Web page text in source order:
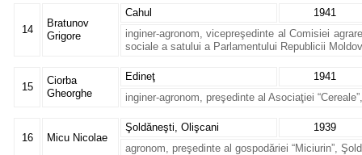
14
Bratunov
Grigore
Cahul
1941
inginer-agronom, vicepreşedinte al Comisiei
sociale a satului a Parlamentului Republicii
15
Ciorba
Gheorghe
Edineţ
1941
inginer-agronom, preşedinte al Asociaţiei
16 Micu Nicolae
Şoldăneşti, Olişcani
1939
agronom, preşedinte al gospodăriei “Miciurin”,